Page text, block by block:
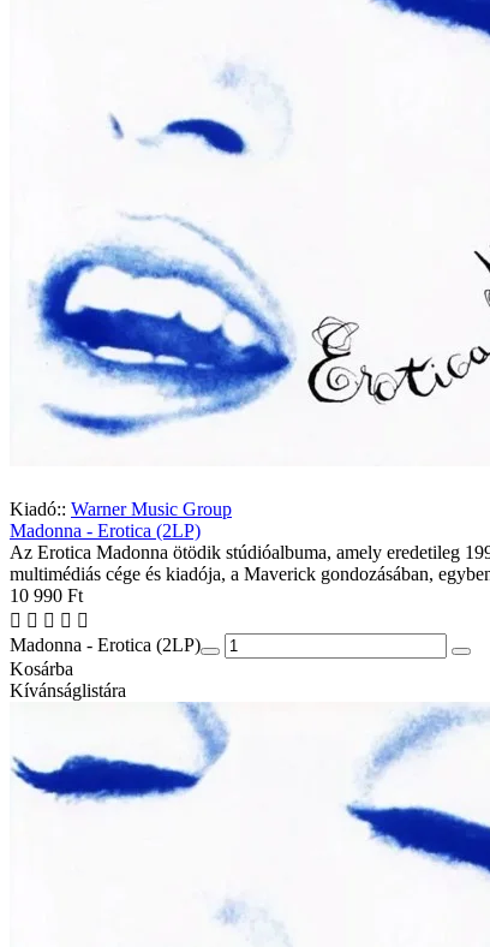
Kiadó:: Warner Music Group
Madonna - Erotica (2LP)
Az Erotica Madonna ötödik stúdióalbuma, amely eredetileg
multimédiás cége és kiadója, a Maverick gondozásában,
10 990 Ft
Madonna - Erotica (2LP)
Kosárba
Kívánságlistára